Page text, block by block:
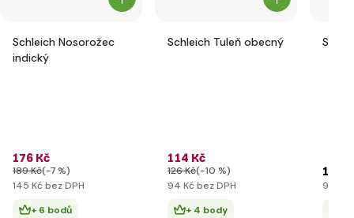
Schleich Nosorožec
indický
176 Kč
189 Kč(-7 %)
145 Kč bez DPH
+ 6 bodů
Schleich Tuleň obecný
114 Kč
126 Kč(-10 %)
94 Kč bez DPH
+ 4 body
118
98 Kč